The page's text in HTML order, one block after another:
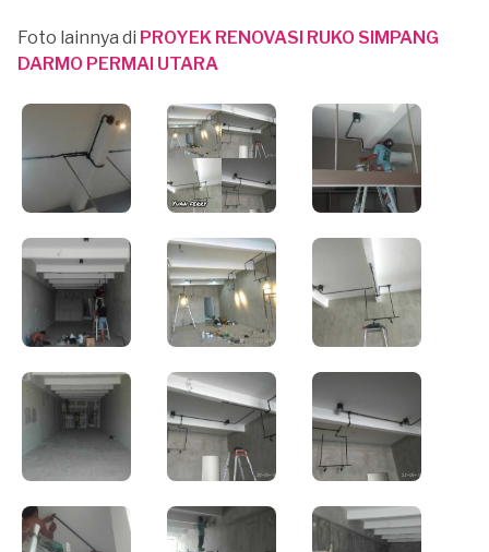
Foto lainnya di PROYEK RENOVASI RUKO SIMPANG
DARMO PERMAI UTARA